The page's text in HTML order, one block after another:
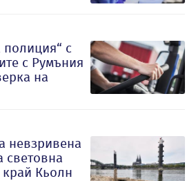
с
с Румъния
на
невзривена
световна
край Кьолн